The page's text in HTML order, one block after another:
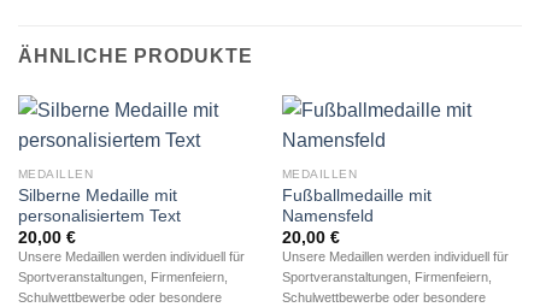
ÄHNLICHE PRODUKTE
MEDAILLEN
Silberne Medaille mit
personalisiertem Text
20,00 €
Unsere Medaillen werden individuell für
Sportveranstaltungen, Firmenfeiern,
Schulwettbewerbe oder besondere
MEDAILLEN
Fußballmedaille mit
Namensfeld
20,00 €
Unsere Medaillen werden individuell für
Sportveranstaltungen, Firmenfeiern,
Schulwettbewerbe oder besondere